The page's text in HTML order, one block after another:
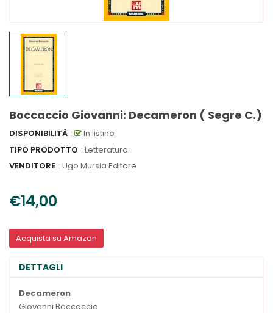
Boccaccio Giovanni: Decameron ( Segre C.)
DISPONIBILITÀ :
In listino
TIPO PRODOTTO : Letteratura
VENDITORE : Ugo Mursia Editore
€14,00
Acquista su Amazon
DETTAGLI
Decameron
Giovanni Boccaccio